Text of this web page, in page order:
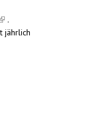
is
.
jährlich